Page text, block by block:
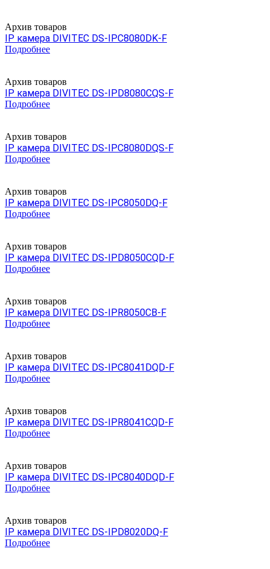
Архив товаров
IP камера DIVITEC DS-IPC8080DK-F
Подробнее
Архив товаров
IP камера DIVITEC DS-IPD8080CQS-F
Подробнее
Архив товаров
IP камера DIVITEC DS-IPC8080DQS-F
Подробнее
Архив товаров
IP камера DIVITEC DS-IPC8050DQ-F
Подробнее
Архив товаров
IP камера DIVITEC DS-IPD8050CQD-F
Подробнее
Архив товаров
IP камера DIVITEC DS-IPR8050CB-F
Подробнее
Архив товаров
IP камера DIVITEC DS-IPC8041DQD-F
Подробнее
Архив товаров
IP камера DIVITEC DS-IPR8041CQD-F
Подробнее
Архив товаров
IP камера DIVITEC DS-IPC8040DQD-F
Подробнее
Архив товаров
IP камера DIVITEC DS-IPD8020DQ-F
Подробнее